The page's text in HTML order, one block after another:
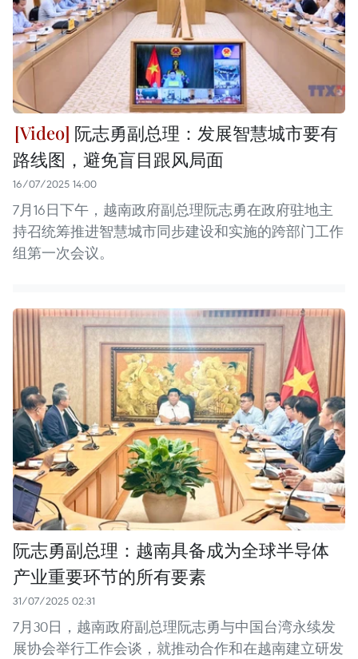
阮志勇副总理：发展智慧城市要有
路线图，避免盲目跟风局面
16/07/2025 14:00
7月16日下午，越南政府副总理阮志勇在政府驻地主
持召统筹推进智慧城市同步建设和实施的跨部门工作
组第一次会议。
阮志勇副总理：越南具备成为全球半导体
产业重要环节的所有要素
31/07/2025 02:31
7月30日，越南政府副总理阮志勇与中国台湾永续发
展协会举行工作会谈，就推动合作和在越南建立研发